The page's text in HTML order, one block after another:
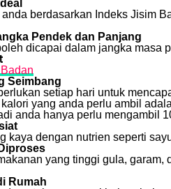
berdasarkan Indeks Jisim
Pendek dan Panjang
dicapai dalam jangka masa
Seimbang
setiap hari untuk
yang anda perlu ambil
anda hanya perlu mengambil
kaya dengan nutrien seperti
yang tinggi gula,
Rumah